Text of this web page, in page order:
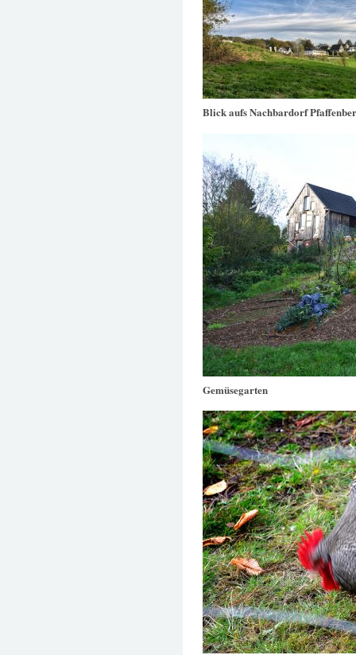
Blick aufs Nachbardorf
Gemüsegarten